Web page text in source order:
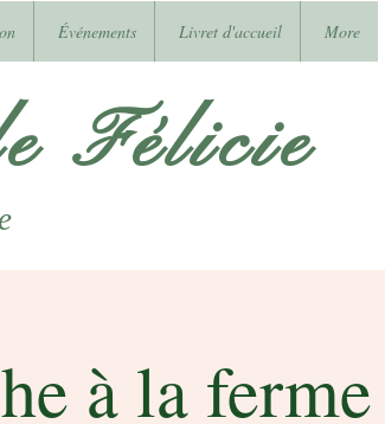
Événements Livret d'accueil More
Félicie
à la ferme